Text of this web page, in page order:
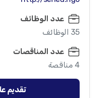
عدد الوظائف
35 الوظائف
عدد المناقصات
4 مناقصة
تقديم